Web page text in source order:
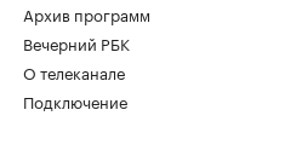
Архив программ
Вечерний РБК
О телеканале
Подключение